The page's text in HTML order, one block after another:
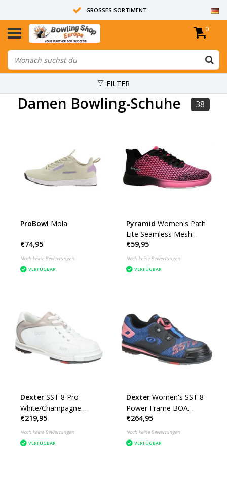
GROSSES SORTIMENT
14 TAGE RÜCKGABERECHT
ALLE BOWLINGKUGELN SIND UNGEBOHRT
0
FILTER
Damen Bowling-Schuhe 38
ProBowl Mola
€74,95
Noch keine Bewertungen
VERFÜGBAR
Pyramid Women's Path
Lite Seamless Mesh
Black/Hot Pink
€59,95
Noch keine Bewertungen
VERFÜGBAR
Dexter SST 8 Pro
White/Champagne
Ladies
€219,95
Noch keine Bewertungen
VERFÜGBAR
Dexter Women's SST 8
Power Frame BOA
Black/Blue/Pink
€264,95
Noch keine Bewertungen
VERFÜGBAR